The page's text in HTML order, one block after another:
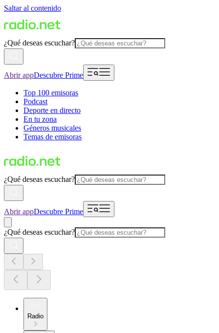
Saltar al contenido
¿Qué deseas escuchar?
Abrir appDescubre Prime
Top 100 emisoras
Podcast
Deporte en directo
En tu zona
Géneros musicales
Temas de emisoras
¿Qué deseas escuchar?
Abrir appDescubre Prime
¿Qué deseas escuchar?
Radio